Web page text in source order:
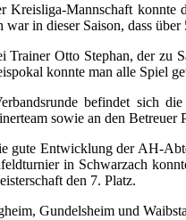
Kreisliga-Mannschaft
in dieser Saison, dass
Trainer Otto Stephan, der zu
konnte man alle Spiel
befindet sich
sowie an den Betreuer
gute Entwicklung der AH-
in Schwarzach
den 7. Platz.
Gundelsheim und